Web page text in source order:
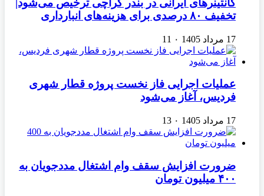
کانتینرهای ایرانی در بندر کراچی ترخیص می‌شود|
تخفیف ۸۰ درصدی برای هزینه‌های انبارداری
17 مرداد 1405 ۰ 11
عملیات اجرایی فاز نخست پروژه قطار شهری
فردیس، آغاز می‌شود
17 مرداد 1405 ۰ 13
ضرورت افزایش سقف وام اشتغال مددجویان به
۴۰۰ میلیون تومان